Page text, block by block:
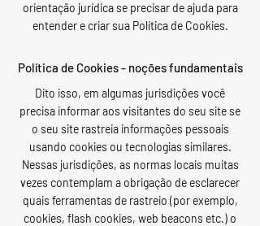
orientação jurídica se precisar de ajuda para
entender e criar sua Política de Cookies.
Política de Cookies - noções fundamentais
Dito isso, em algumas jurisdições você
precisa informar aos visitantes do seu site se
o seu site rastreia informações pessoais
usando cookies ou tecnologias similares.
Nessas jurisdições, as normas locais muitas
vezes contemplam a obrigação de esclarecer
quais ferramentas de rastreio (por exemplo,
cookies, flash cookies, web beacons etc.) o